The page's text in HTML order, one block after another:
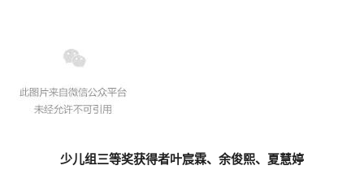
少儿组三等奖获得者叶宸霖、余俊熙、夏慧婷